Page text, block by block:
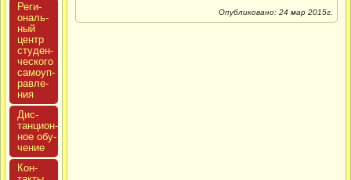
Реги­
ональ­
ный
центр
сту­ден­
ческо­го
са­мо­уп­
равле­
ния
Дис­
танци­он­
ное обу­
чение
Кон­
Опубликовано: 24 мар 2015г.